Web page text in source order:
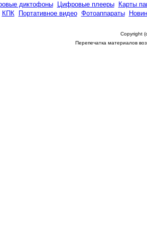
диктофоны Цифровые плееры
Карты
КПК
Портативное видео Фотоаппараты
Copyright
Перепечатка материалов